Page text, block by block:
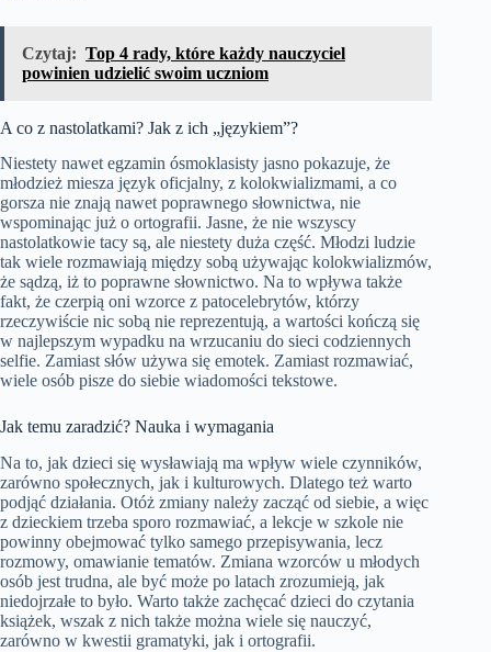
Czytaj: Top 4 rady, które każdy nauczyciel
powinien udzielić swoim uczniom
A co z nastolatkami? Jak z ich „językiem”?
Niestety nawet egzamin ósmoklasisty jasno pokazuje, że
młodzież miesza język oficjalny, z kolokwializmami, a co
gorsza nie znają nawet poprawnego słownictwa, nie
wspominając już o ortografii. Jasne, że nie wszyscy
nastolatkowie tacy są, ale niestety duża część. Młodzi ludzie
tak wiele rozmawiają między sobą używając kolokwializmów,
że sądzą, iż to poprawne słownictwo. Na to wpływa także
fakt, że czerpią oni wzorce z patocelebrytów, którzy
rzeczywiście nic sobą nie reprezentują, a wartości kończą się
w najlepszym wypadku na wrzucaniu do sieci codziennych
selfie. Zamiast słów używa się emotek. Zamiast rozmawiać,
wiele osób pisze do siebie wiadomości tekstowe.
Jak temu zaradzić? Nauka i wymagania
Na to, jak dzieci się wysławiają ma wpływ wiele czynników,
zarówno społecznych, jak i kulturowych. Dlatego też warto
podjąć działania. Otóż zmiany należy zacząć od siebie, a więc
z dzieckiem trzeba sporo rozmawiać, a lekcje w szkole nie
powinny obejmować tylko samego przepisywania, lecz
rozmowy, omawianie tematów. Zmiana wzorców u młodych
osób jest trudna, ale być może po latach zrozumieją, jak
niedojrzałe to było. Warto także zachęcać dzieci do czytania
książek, wszak z nich także można wiele się nauczyć,
zarówno w kwestii gramatyki, jak i ortografii.